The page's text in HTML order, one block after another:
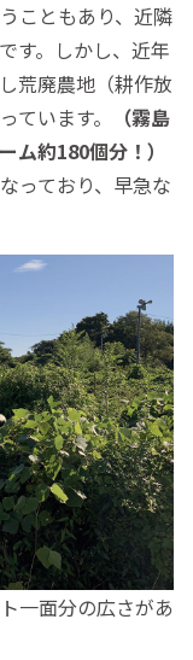
こともあり、近隣
す。しかし、近年
荒廃農地（耕作放
ています。
（霧島
約180個分！）
っており、早急な
一面分の広さがあ